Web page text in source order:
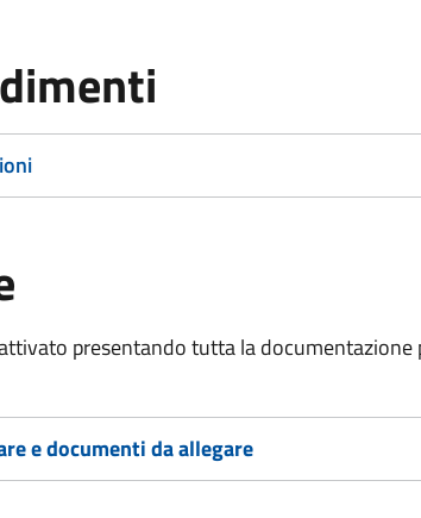
presentando tutta la
e documenti da allegare